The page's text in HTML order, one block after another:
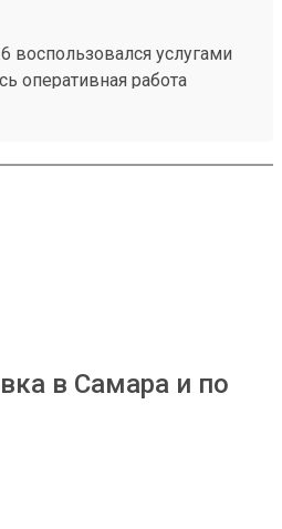
воспользовался услугами
оперативная работа
по доставке нет.
в Самара и по